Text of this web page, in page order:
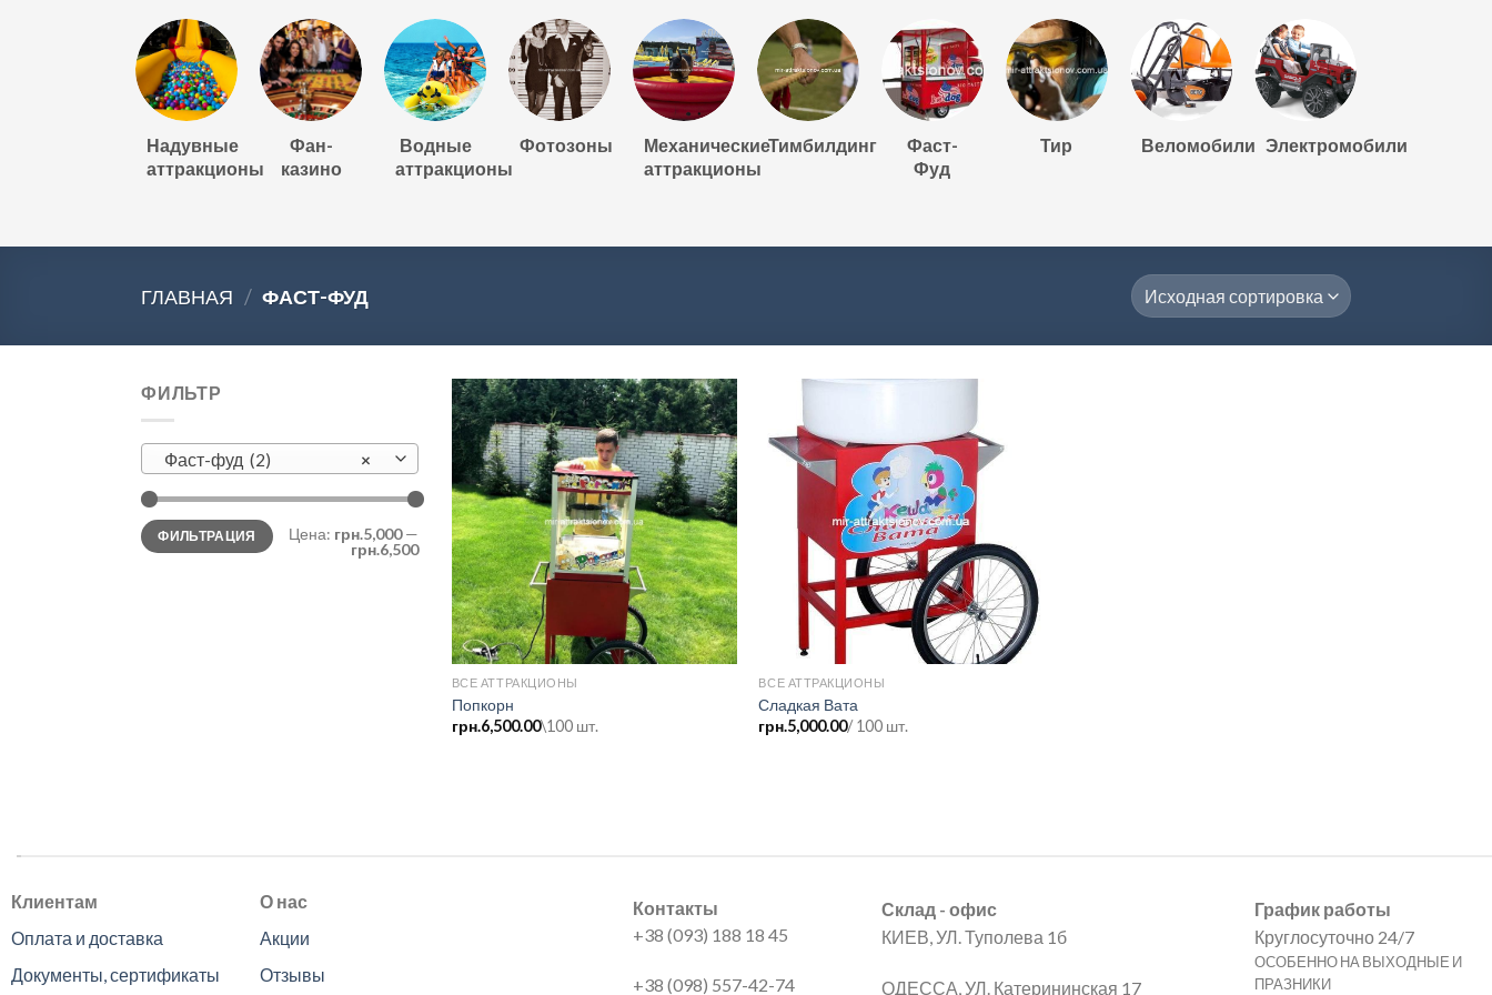
Надувные
аттракционы
Фан-
казино
Водные
аттракционы
Фотозоны
Механические
аттракционы
Тимбилдинг
Фаст-
Фуд
Тир Веломобили Электромобили
ГЛАВНАЯ / ФАСТ-ФУД
ФИЛЬТР
×
Фаст-фуд (2)
Минимальная
цена
Максимальная
ценаФИЛЬТРАЦИЯ Цена: грн.5,000—
грн.6,500
ВСЕ АТТРАКЦИОНЫ
Попкорн
грн.6,500.00\100 шт.
ВСЕ АТТРАКЦИОНЫ
Сладкая Вата
грн.5,000.00/ 100 шт.
Клиентам
Оплата и доставка
Документы, сертификаты
О нас
Акции
Отзывы
Контакты
+38 (093) 188 18 45
+38 (098) 557-42-74
Склад - офис
КИЕВ, УЛ. Туполева 1б
ОДЕССА, УЛ. Катерининская 17
График работы
Круглосуточно 24/7
ОСОБЕННО НА ВЫХОДНЫЕ И
ПРАЗНИКИ